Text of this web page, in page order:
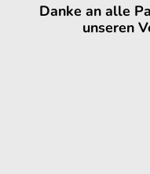
Danke an alle
unseren